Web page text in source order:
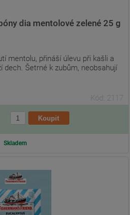
dia mentolové zelené 25 g
mentolu, přináší úlevu při kašli a
dech. Šetrné k zubům, neobsahují
Kód: 2117
Skladem